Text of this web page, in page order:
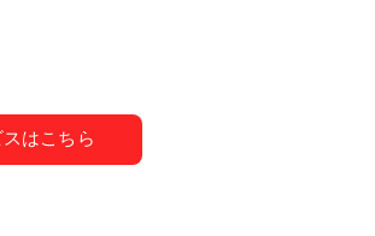
はこちら